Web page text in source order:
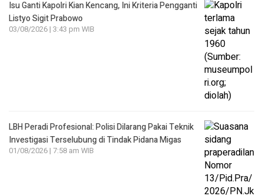
Isu Ganti Kapolri Kian Kencang, Ini Kriteria Pengganti
Listyo Sigit Prabowo
03/08/2026 | 3:43 pm WIB
LBH Peradi Profesional: Polisi Dilarang Pakai Teknik
Investigasi Terselubung di Tindak Pidana Migas
01/08/2026 | 7:58 am WIB